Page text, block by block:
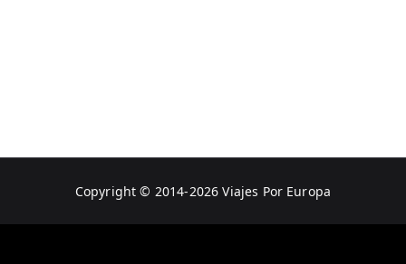
Copyright © 2014-2026Viajes Por Europa